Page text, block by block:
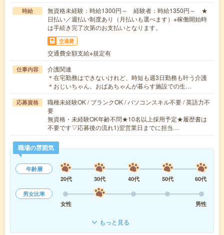
時給
無資格未経験：時給1300円～ 経験者：時給1350円～ ★
日払い／週払い制度あり（月払いも選べます）※稼働開始時
は手続き完了次第のお支払いとなります。
交通費
交通費全額支給※規定有
仕事内容
介護関連
＊在宅勤務はできないけれど、時短も週3日勤務も叶う介護
＊おじいちゃん、おばあちゃんが暮らす施設での生…
応募資格
職種未経験OK / ブランクOK / パソコンスキル不要 / 英語力不
要
無資格・未経験OK年齢不問★10名以上採用予定★履歴書は
不要です▽応募後の流れ1)翌営業日までに担当…
職場の雰囲気
年齢層
20代
30代 40代 50代
60代
男女比率
女性
男性
もっと見る